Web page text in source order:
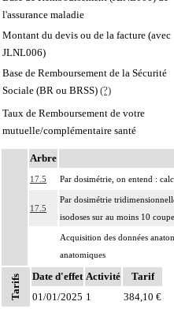
l'assurance maladie
Montant du devis ou de la facture (avec
JLNL006)
Base de Remboursement de la Sécurité
Sociale (BR ou BRSS) (?)
Taux de Remboursement de votre
mutuelle/complémentaire santé
Notes
Arbre
17.5 Par dosimétrie, on entend :
17.5
Par dosimétrie
isodoses sur au moins 10
17.5
Acquisition des données
anatomiques
- par simulateur ou appareil à
- par scanographie
Tarifs Date d'effet Activité
Tarif
01/01/2025 1 384,10 €